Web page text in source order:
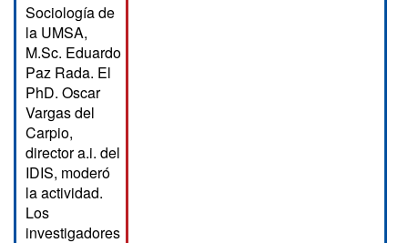
Sociología de
la UMSA,
M.Sc. Eduardo
Paz Rada. El
PhD. Oscar
Vargas del
Carpio,
director a.i. del
IDIS, moderó
la actividad.
Los
investigadores